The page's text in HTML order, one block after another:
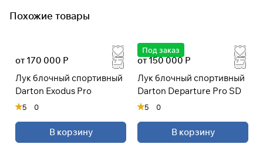
Похожие товары
от 170 000 Р
Лук блочный спортивный
Darton Exodus Pro
5 0
В корзину
Под заказ
от 150 000 Р
Лук блочный спортивный
Darton Departure Pro SD
5 0
В корзину
раз